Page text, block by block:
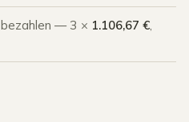
bezahlen — 3 × 1.106,67 €,